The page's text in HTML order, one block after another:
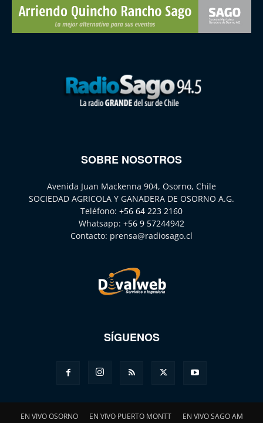
SOBRE NOSOTROS
Avenida Juan Mackenna 904, Osorno, Chile
SOCIEDAD AGRICOLA Y GANADERA DE OSORNO A.G.
Teléfono: +56 64 223 2160
Whatsapp: +56 9 57244942
Contacto: prensa@radiosago.cl
SÍGUENOS
EN VIVO OSORNO EN VIVO PUERTO MONTT EN VIVO SAGO AM